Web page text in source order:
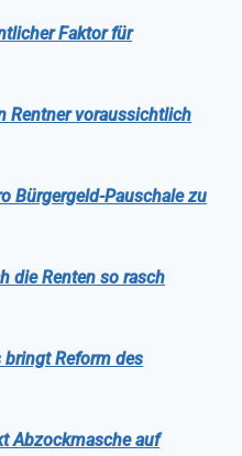
Faktor für
Rentner voraussichtlich
Bürgergeld-Pauschale zu
die Renten so rasch
bringt Reform des
Abzockmasche auf